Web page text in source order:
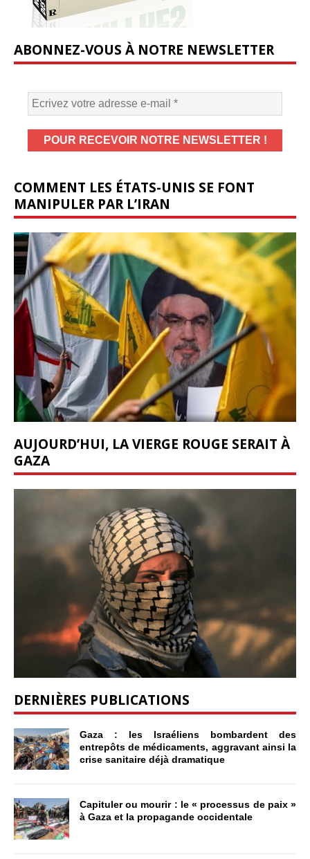
ABONNEZ-VOUS À NOTRE NEWSLETTER
COMMENT LES ÉTATS-UNIS SE FONT
MANIPULER PAR L’IRAN
AUJOURD’HUI, LA VIERGE ROUGE SERAIT À
GAZA
DERNIÈRES PUBLICATIONS
Gaza : les Israéliens bombardent des
entrepôts de médicaments, aggravant ainsi la
crise sanitaire déjà dramatique
Capituler ou mourir : le « processus de paix »
à Gaza et la propagande occidentale